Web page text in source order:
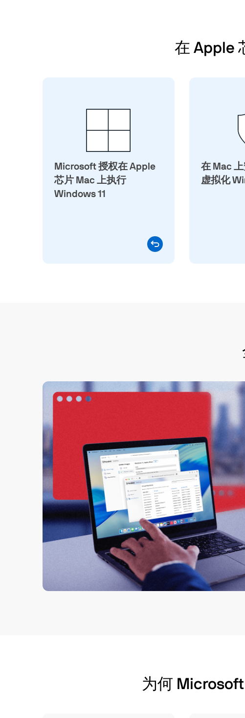
在 Apple
Microsoft 授权在 Apple
芯片 Mac 上执行
Windows 11
Neo）上执行 Windows 11 Pro
案。此授权代表您的 Windows
环境已获取适当授权、可透过
Windows Update 接收更新，并
仍符合 Microsoft 支持资格。
境。
在 Mac
虚拟化
论您是在
式或敏感
为何